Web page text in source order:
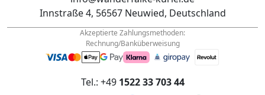
Akzeptierte Zahlungsmethoden:
Rechnung/Banküberweisung